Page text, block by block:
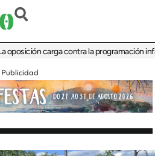
carga contra la programación infantil
Publicidad